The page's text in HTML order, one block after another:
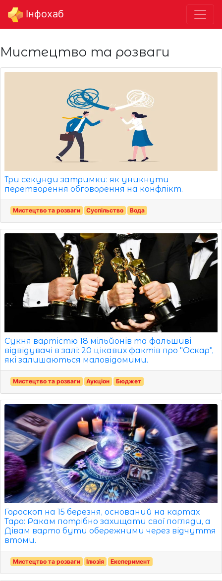
Інфохаб
Мистецтво та розваги
Три секунди затримки: як уникнути
перетворення обговорення на конфлікт.
Мистецтво та розваги Суспільство Вода
Сукня вартістю 18 мільйонів та фальшиві
відвідувачі в залі: 20 цікавих фактів про "Оскар",
які залишаються маловідомими.
Мистецтво та розваги Аукціон Бюджет
Гороскоп на 15 березня, оснований на картах
Таро: Ракам потрібно захищати свої погляди, а
Дівам варто бути обережними через відчуття
втоми.
Мистецтво та розваги Ілюзія Експеримент